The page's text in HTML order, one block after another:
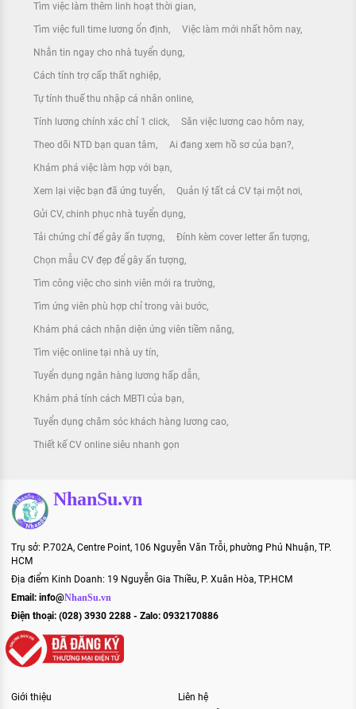
Tìm việc làm thêm linh hoạt thời gian
Tìm việc full time lương ổn định Việc làm mới nhất hôm nay
Nhắn tin ngay cho nhà tuyển dụng
Cách tính trợ cấp thất nghiệp
Tự tính thuế thu nhập cá nhân online
Tính lương chính xác chỉ 1 click Săn việc lương cao hôm nay
Theo dõi NTD bạn quan tâm Ai đang xem hồ sơ của bạn?
Khám phá việc làm hợp với bạn
Xem lại việc bạn đã ứng tuyển Quản lý tất cả CV tại một nơi
Gửi CV, chinh phục nhà tuyển dụng
Tải chứng chỉ để gây ấn tượng Đính kèm cover letter ấn tượng
Chọn mẫu CV đẹp để gây ấn tượng
Tìm công việc cho sinh viên mới ra trường
Tìm ứng viên phù hợp chỉ trong vài bước
Khám phá cách nhận diện ứng viên tiềm năng
Tìm việc online tại nhà uy tín
Tuyển dụng ngân hàng lương hấp dẫn
Khám phá tính cách MBTI của bạn
Tuyển dụng chăm sóc khách hàng lương cao
Thiết kế CV online siêu nhanh gọn
NhanSu.vn
Trụ sở: P.702A, Centre Point, 106 Nguyễn Văn Trỗi, phường Phú Nhuận, TP.
HCM
Địa điểm Kinh Doanh: 19 Nguyễn Gia Thiều, P. Xuân Hòa, TP.HCM
Email: info@NhanSu.vn
Điện thoại: (028) 3930 2288 - Zalo: 0932170886
Giới thiệu
Liên hệ